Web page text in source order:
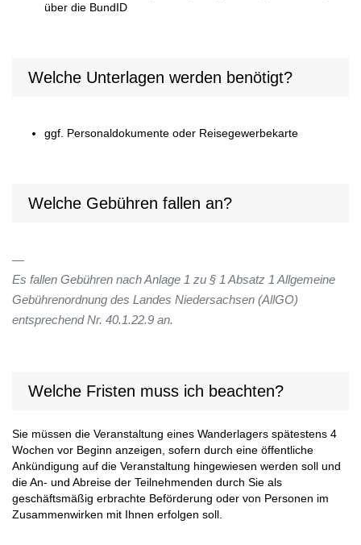
über die BundID
Welche Unterlagen werden benötigt?
ggf. Personaldokumente oder Reisegewerbekarte
Welche Gebühren fallen an?
Es fallen Gebühren nach Anlage 1 zu § 1 Absatz 1 Allgemeine
Gebührenordnung des Landes Niedersachsen (AllGO)
entsprechend Nr. 40.1.22.9 an.
Welche Fristen muss ich beachten?
Sie müssen die Veranstaltung eines Wanderlagers spätestens 4
Wochen vor Beginn anzeigen, sofern durch eine öffentliche
Ankündigung auf die Veranstaltung hingewiesen werden soll und
die An- und Abreise der Teilnehmenden durch Sie als
geschäftsmäßig erbrachte Beförderung oder von Personen im
Zusammenwirken mit Ihnen erfolgen soll.